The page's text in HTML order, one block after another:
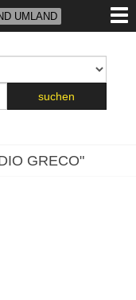
UMLAND
suchen
GRECO"